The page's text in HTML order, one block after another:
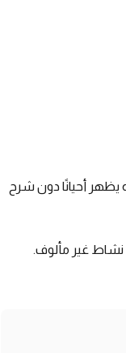
يظهر أحيانًا دون شرح
نشاط غير مألوف.